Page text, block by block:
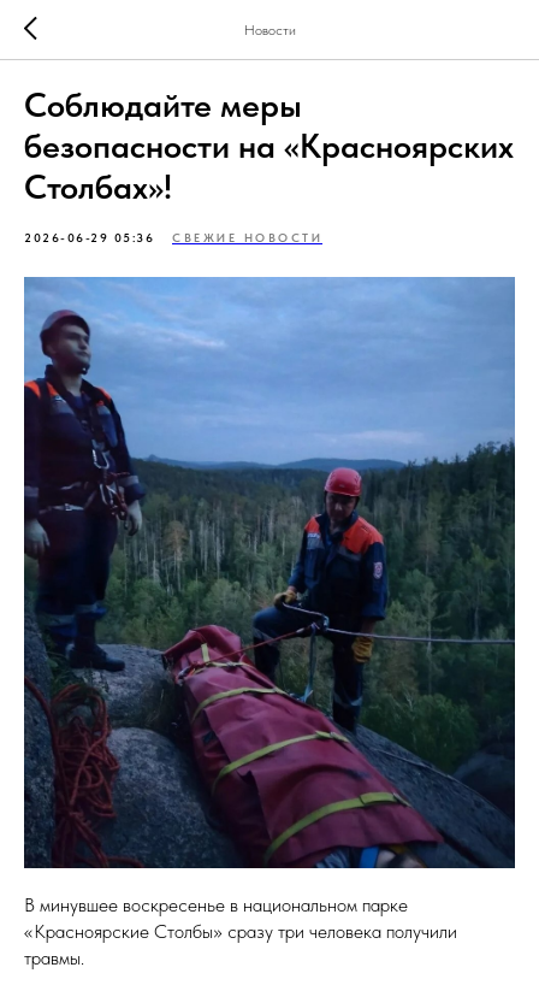
Новости
Соблюдайте меры
безопасности на «Красноярских
Столбах»!
2026-06-29 05:36 СВЕЖИЕ НОВОСТИ
В минувшее воскресенье в национальном парке
«Красноярские Столбы» сразу три человека получили
травмы.